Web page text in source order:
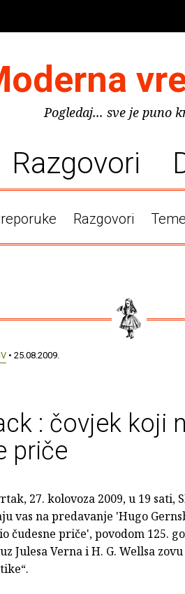
Pogledaj... sve je puno
Razgovori
Razgovori Teme
• 25.08.2009.
: čovjek koji
priče
27. kolovoza 2009, u 19 sati,
vas na predavanje 'Hugo
čudesne priče', povodom 125.
Julesa Verna i H. G. Wellsa